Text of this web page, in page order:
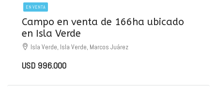
EN VENTA
Campo en venta de 166ha ubicado
en Isla Verde
Isla Verde, Isla Verde, Marcos Juárez
USD 996.000